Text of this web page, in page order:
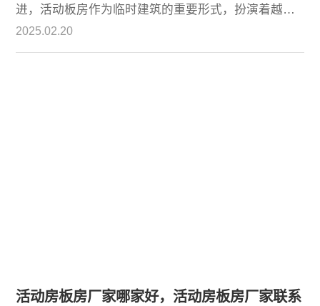
进，活动板房作为临时建筑的重要形式，扮演着越来
越重要的角色。它们不仅为建筑工地提供了便捷的办
2025.02.20
活动房板房厂家哪家好，活动房板房厂家联系